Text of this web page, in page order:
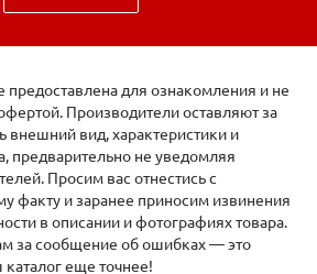
для ознакомления и не
Производители оставляют за
внешний вид, характеристики и
предварительно не уведомляя
Просим вас отнестись с
факту и заранее приносим извинения
в описании и фотографиях товара.
за сообщение об ошибках — это
еще точнее!